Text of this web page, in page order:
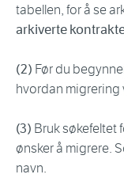
tabellen, for å se
arkiverte
(2) Før du
hvordan migrering
(3) Bruk søkefeltet
ønsker å migrere.
navn.